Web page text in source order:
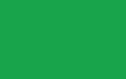
cukup penting.